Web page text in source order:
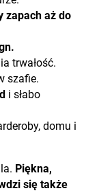
zapach aż do
trwałość.
szafie.
i słabo
domu i
Piękna,
się także